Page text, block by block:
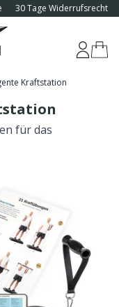
30 Tage Widerrufsrecht
Kraftstation
für das